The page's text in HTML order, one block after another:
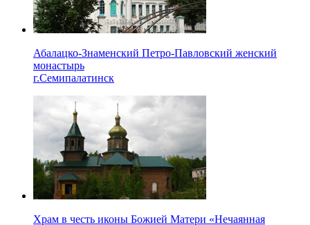
Абалацко-Знаменский Петро-Павловский женский
монастырь
г.Семипалатинск
Храм в честь иконы Божией Матери «Нечаянная